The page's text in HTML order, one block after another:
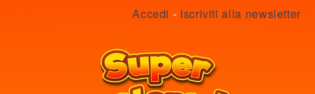
Accedi - Iscriviti alla newsletter